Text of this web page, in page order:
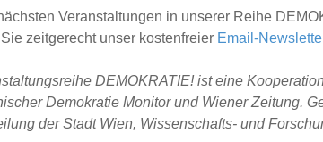
Veranstaltungen in unserer Reihe
zeitgerecht unser kostenfreier Email-
DEMOKRATIE! ist eine
Demokratie Monitor und Wiener Zeitung.
der Stadt Wien, Wissenschafts- und